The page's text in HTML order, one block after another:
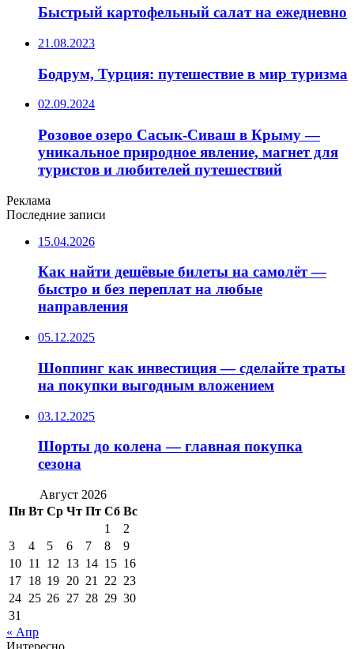
Быстрый картофельный салат на ежедневно
21.08.2023
Бодрум, Турция: путешествие в мир туризма
02.09.2024
Розовое озеро Сасык-Сиваш в Крыму —
уникальное природное явление, магнет для
туристов и любителей путешествий
Реклама
Последние записи
15.04.2026
Как найти дешёвые билеты на самолёт —
быстро и без переплат на любые
направления
05.12.2025
Шоппинг как инвестиция — сделайте траты
на покупки выгодным вложением
03.12.2025
Шорты до колена — главная покупка
сезона
Август 2026
Пн Вт Ср Чт Пт Сб Вс
1
2
3
4 5 6 7 8
9
10 11 12 13 14 15 16
17 18 19 20 21 22 23
24 25 26 27 28 29 30
31
« Апр
Интересно